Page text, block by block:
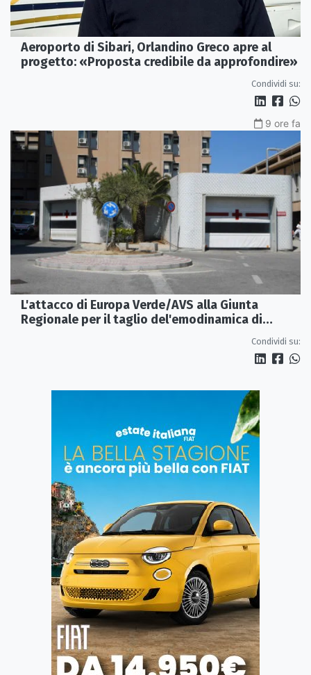
Aeroporto di Sibari, Orlandino Greco apre al
progetto: «Proposta credibile da approfondire»
Condividi su:
9 ore fa
L'attacco di Europa Verde/AVS alla Giunta
Regionale per il taglio del'emodinamica di
Condividi su: